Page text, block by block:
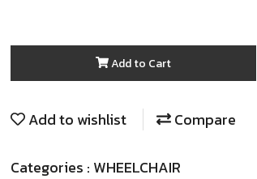
Add to Cart
Add to wishlist Compare
Categories : WHEELCHAIR